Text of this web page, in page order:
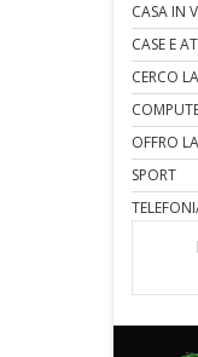
CASA IN
CASE E
CERCO
OFFRO
SPORT